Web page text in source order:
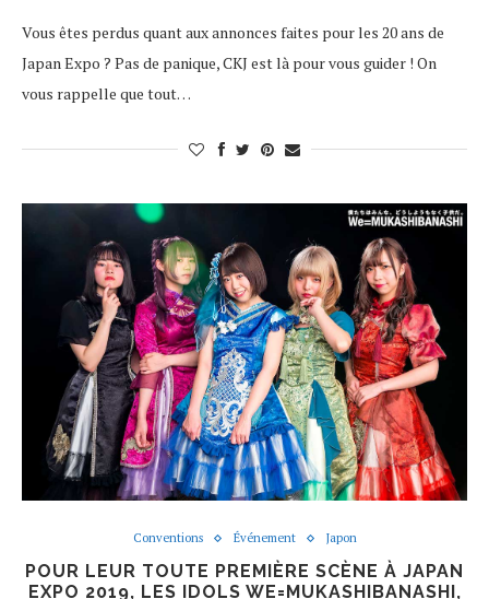
Vous êtes perdus quant aux annonces faites pour les 20 ans de
Japan Expo ? Pas de panique, CKJ est là pour vous guider ! On
vous rappelle que tout…
Conventions Événement Japon
POUR LEUR TOUTE PREMIÈRE SCÈNE À JAPAN
EXPO 2019, LES IDOLS WE=MUKASHIBANASHI,